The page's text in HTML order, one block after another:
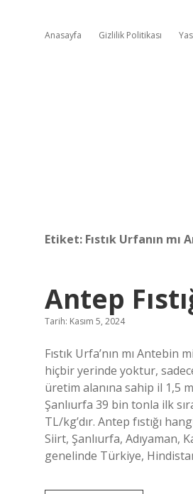
Anasayfa Gizlilik Politikası
Etiket: Fıstık Urfanın mı
Antep
Tarih: Kasım 5, 2024
Fıstık Urfa’nın mı Antebin
hiçbir yerinde yoktur,
üretim alanına sahip il 1,5
Şanlıurfa 39 bin tonla ilk
TL/kg’dır. Antep fıstığı
Siirt, Şanlıurfa, Adıyaman,
genelinde Türkiye,